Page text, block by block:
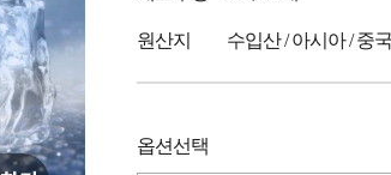
원산지 수입산 / 아시아 / 중국
옵션선택